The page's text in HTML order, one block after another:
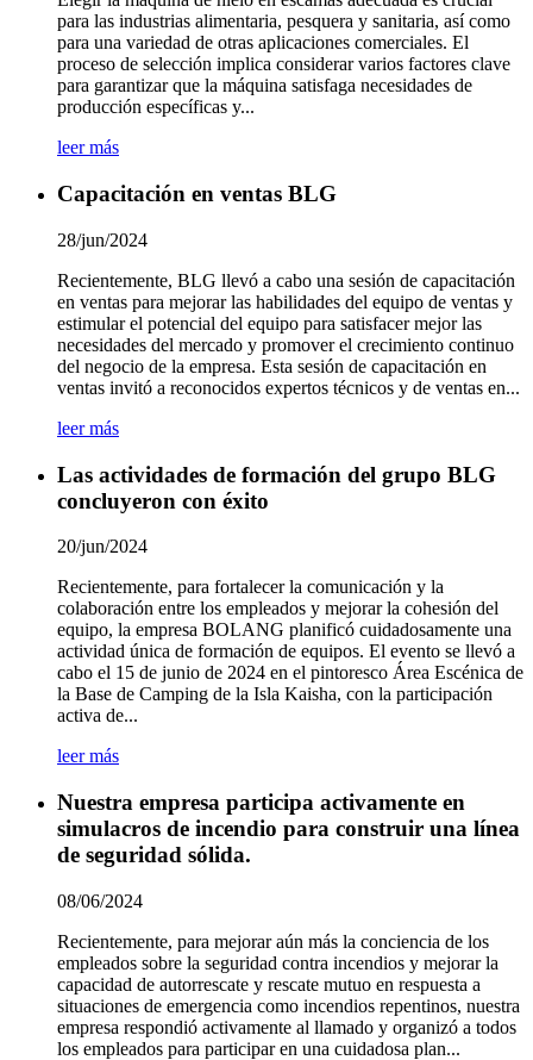
para las industrias alimentaria, pesquera y sanitaria, así como
para una variedad de otras aplicaciones comerciales. El
proceso de selección implica considerar varios factores clave
para garantizar que la máquina satisfaga necesidades de
producción específicas y...
leer más
Capacitación en ventas BLG
28/jun/2024
Recientemente, BLG llevó a cabo una sesión de capacitación
en ventas para mejorar las habilidades del equipo de ventas y
estimular el potencial del equipo para satisfacer mejor las
necesidades del mercado y promover el crecimiento continuo
del negocio de la empresa. Esta sesión de capacitación en
ventas invitó a reconocidos expertos técnicos y de ventas en...
leer más
Las actividades de formación del grupo BLG
concluyeron con éxito
20/jun/2024
Recientemente, para fortalecer la comunicación y la
colaboración entre los empleados y mejorar la cohesión del
equipo, la empresa BOLANG planificó cuidadosamente una
actividad única de formación de equipos. El evento se llevó a
cabo el 15 de junio de 2024 en el pintoresco Área Escénica de
la Base de Camping de la Isla Kaisha, con la participación
activa de...
leer más
Nuestra empresa participa activamente en
simulacros de incendio para construir una línea
de seguridad sólida.
08/06/2024
Recientemente, para mejorar aún más la conciencia de los
empleados sobre la seguridad contra incendios y mejorar la
capacidad de autorrescate y rescate mutuo en respuesta a
situaciones de emergencia como incendios repentinos, nuestra
empresa respondió activamente al llamado y organizó a todos
los empleados para participar en una cuidadosa plan...